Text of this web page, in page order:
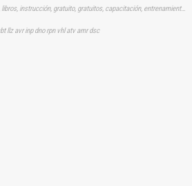
Tags: manual, manuales, instrucciones, libros, instrucción, gratuito, gratuitos, capacitación, entrenamiento, capacitaciones, información, datos, gratis, descargar, vehículo, vehículos, autos, auto, coche, coches, automóvil, automovil, automóviles, automoviles, capacitaciones, entrenamientos, toyotas, lubricaciones, combustibles, reparacion, diésels, diesels, averias, fallas, daños, aprender, descargas
llz avr inp dno rpn vhl atv amr dsc